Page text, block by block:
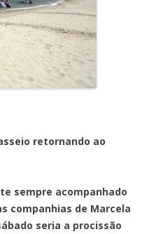
retornando ao
acompanhado
companhias de Marcela
seria a procissão